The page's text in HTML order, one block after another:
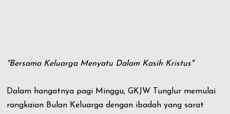
"Bersama Keluarga Menyatu Dalam Kasih Kristus"
Dalam hangatnya pagi Minggu, GKJW Tunglur memulai
rangkaian Bulan Keluarga dengan ibadah yang sarat